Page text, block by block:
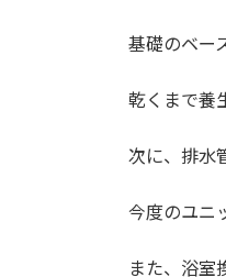
基礎のベー
乾くまで養
次に、排水
今度のユニ
また、浴室